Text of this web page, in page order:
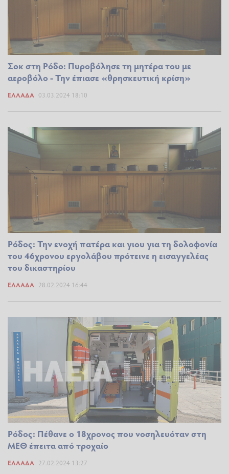
Σοκ στη Ρόδο: Πυροβόλησε τη μητέρα του με
αεροβόλο - Την έπιασε «θρησκευτική κρίση»
ΕΛΛΆΔΑ 03.03.2024 18:10
Ρόδος: Την ενοχή πατέρα και γιου για τη δολοφονία
του 46χρονου εργολάβου πρότεινε η εισαγγελέας
του δικαστηρίου
ΕΛΛΆΔΑ 28.02.2024 16:44
Ρόδος: Πέθανε ο 18χρονος που νοσηλευόταν στη
ΜΕΘ έπειτα από τροχαίο
ΕΛΛΆΔΑ 27.02.2024 13:27